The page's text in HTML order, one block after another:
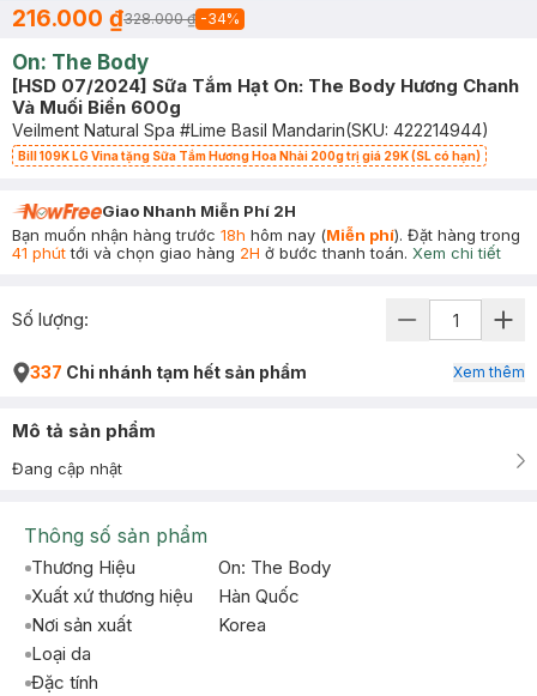
216.000 ₫328.000 ₫ -34%
On: The Body
[HSD 07/2024] Sữa Tắm Hạt On: The Body Hương Chanh
Và Muối Biển 600g
Veilment Natural Spa #Lime Basil Mandarin(SKU: 422214944)
Bill 109K LG Vina tặng Sữa Tắm Hương Hoa Nhài 200g trị giá 29K (SL có hạn)
Giao Nhanh Miễn Phí 2H
Bạn muốn nhận hàng trước 18h hôm nay (Miễn phí). Đặt hàng trong
41 phúttới và chọn giao hàng 2H ở bước thanh toán. Xem chi tiết
Số lượng:
337 Chi nhánh tạm hết sản phẩm Xem thêm
Mô tả sản phẩm
Đang cập nhật
Thông số sản phẩm
Thương Hiệu
On: The Body
Xuất xứ thương hiệu
Hàn Quốc
Nơi sản xuất
Korea
Loại da
Đặc tính